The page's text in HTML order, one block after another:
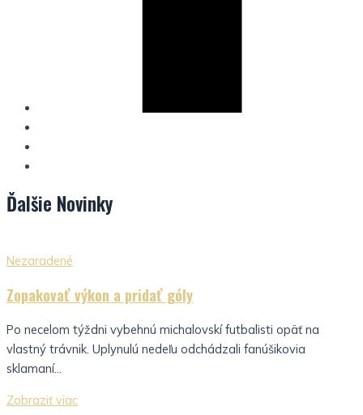
Ďalšie Novinky
Nezaradené
Zopakovať výkon a pridať góly
Po necelom týždni vybehnú michalovskí futbalisti opäť na
vlastný trávnik. Uplynulú nedeľu odchádzali fanúšikovia
sklamaní...
Zobraziť viac